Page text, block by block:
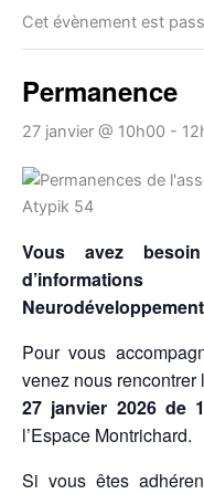
Cet évènement est
Permanence
27 janvier @ 10h00 -
Vous avez
Pour vous
venez nous
27 janvier 2026 de
l’Espace Montrichard.
Si vous êtes